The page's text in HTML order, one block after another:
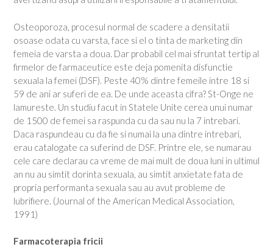
Osteoporoza, procesul normal de scadere a densitatii
osoase odata cu varsta, face si el o tinta de marketing din
femeia de varsta a doua. Dar probabil cel mai sfruntat tertip al
firmelor de farmaceutice este deja pomenita disfunctie
sexuala la femei (DSF). Peste 40% dintre femeile intre 18 si
59 de ani ar suferi de ea. De unde aceasta cifra? St-Onge ne
lamureste. Un studiu facut in Statele Unite cerea unui numar
de 1500 de femei sa raspunda cu da sau nu la 7 intrebari.
Daca raspundeau cu da fie si numai la una dintre intrebari,
erau catalogate ca suferind de DSF. Printre ele, se numarau
cele care declarau ca vreme de mai mult de doua luni in ultimul
an nu au simtit dorinta sexuala, au simtit anxietate fata de
propria performanta sexuala sau au avut probleme de
lubrifiere. (Journal of the American Medical Association,
1991)
Farmacoterapia fricii